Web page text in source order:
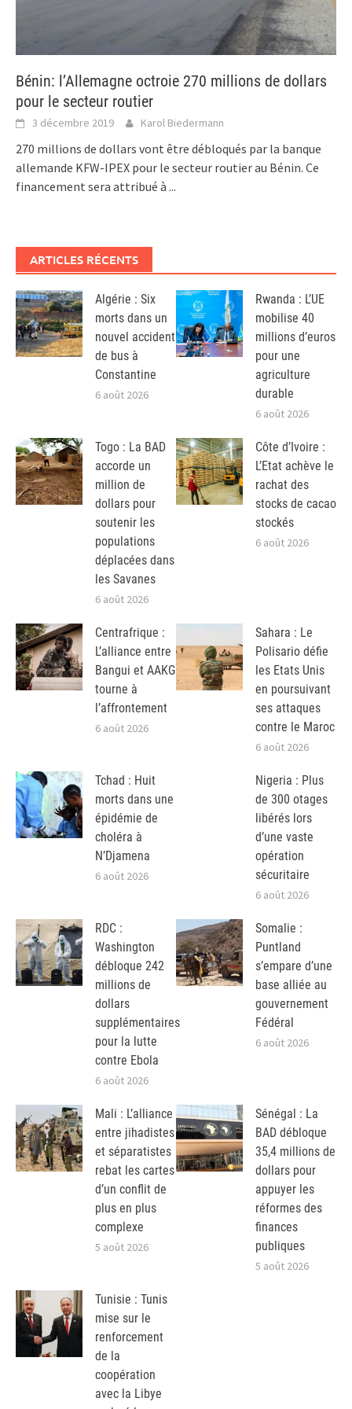
Bénin: l’Allemagne octroie 270 millions de dollars
pour le secteur routier
3 décembre 2019 Karol Biedermann
270 millions de dollars vont être débloqués par la banque
allemande KFW-IPEX pour le secteur routier au Bénin. Ce
financement sera attribué à ...
ARTICLES RÉCENTS
Algérie : Six
morts dans un
nouvel accident
de bus à
Constantine
6 août 2026
Rwanda : L’UE
mobilise 40
millions d’euros
pour une
agriculture
durable
6 août 2026
Togo : La BAD
accorde un
million de
dollars pour
soutenir les
populations
déplacées dans
les Savanes
6 août 2026
Côte d’Ivoire :
L’Etat achève le
rachat des
stocks de cacao
stockés
6 août 2026
Centrafrique :
L’alliance entre
Bangui et AAKG
tourne à
l’affrontement
6 août 2026
Sahara : Le
Polisario défie
les Etats Unis
en poursuivant
ses attaques
contre le Maroc
6 août 2026
Tchad : Huit
morts dans une
épidémie de
choléra à
N’Djamena
6 août 2026
Nigeria : Plus
de 300 otages
libérés lors
d’une vaste
opération
sécuritaire
6 août 2026
RDC :
Washington
débloque 242
millions de
dollars
supplémentaires
pour la lutte
contre Ebola
6 août 2026
Somalie :
Puntland
s’empare d’une
base alliée au
gouvernement
Fédéral
6 août 2026
Mali : L’alliance
entre jihadistes
et séparatistes
rebat les cartes
d’un conflit de
plus en plus
complexe
5 août 2026
Sénégal : La
BAD débloque
35,4 millions de
dollars pour
appuyer les
réformes des
finances
publiques
5 août 2026
Tunisie : Tunis
mise sur le
renforcement
de la
coopération
avec la Libye